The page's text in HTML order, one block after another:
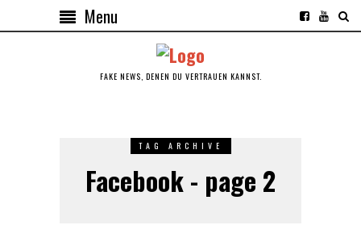
Menu
FAKE NEWS, DENEN DU VERTRAUEN KANNST.
TAG ARCHIVE
Facebook - page 2